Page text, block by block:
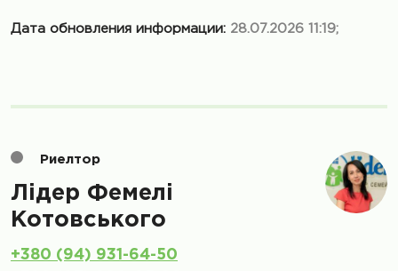
Дата обновления информации: 28.07.2026 11:19;
Риелтор
Лiдер Фемелi
Котовського
+380 (94) 931-64-50